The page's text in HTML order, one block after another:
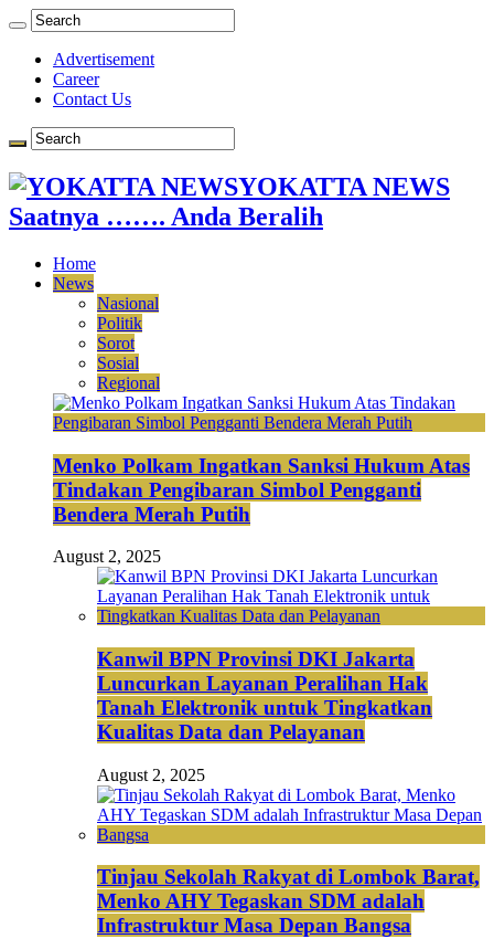
Advertisement
Career
Contact Us
YOKATTA NEWS
Saatnya ……. Anda Beralih
Home
News
Nasional
Politik
Sorot
Sosial
Regional
Menko Polkam Ingatkan Sanksi Hukum Atas
Tindakan Pengibaran Simbol Pengganti
Bendera Merah Putih
August 2, 2025
Kanwil BPN Provinsi DKI Jakarta
Luncurkan Layanan Peralihan Hak
Tanah Elektronik untuk Tingkatkan
Kualitas Data dan Pelayanan
August 2, 2025
Tinjau Sekolah Rakyat di Lombok Barat,
Menko AHY Tegaskan SDM adalah
Infrastruktur Masa Depan Bangsa